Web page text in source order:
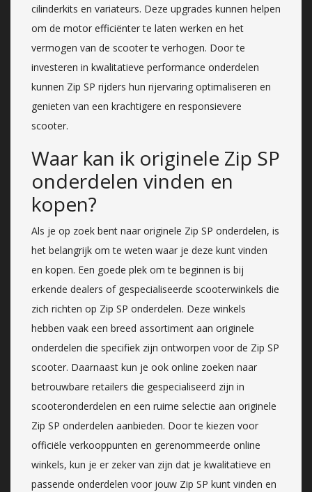
cilinderkits en variateurs. Deze upgrades kunnen helpen
om de motor efficiënter te laten werken en het
vermogen van de scooter te verhogen. Door te
investeren in kwalitatieve performance onderdelen
kunnen Zip SP rijders hun rijervaring optimaliseren en
genieten van een krachtigere en responsievere
scooter.
Waar kan ik originele Zip SP
onderdelen vinden en
kopen?
Als je op zoek bent naar originele Zip SP onderdelen, is
het belangrijk om te weten waar je deze kunt vinden
en kopen. Een goede plek om te beginnen is bij
erkende dealers of gespecialiseerde scooterwinkels die
zich richten op Zip SP onderdelen. Deze winkels
hebben vaak een breed assortiment aan originele
onderdelen die specifiek zijn ontworpen voor de Zip SP
scooter. Daarnaast kun je ook online zoeken naar
betrouwbare retailers die gespecialiseerd zijn in
scooteronderdelen en een ruime selectie aan originele
Zip SP onderdelen aanbieden. Door te kiezen voor
officiële verkooppunten en gerenommeerde online
winkels, kun je er zeker van zijn dat je kwalitatieve en
passende onderdelen voor jouw Zip SP kunt vinden en